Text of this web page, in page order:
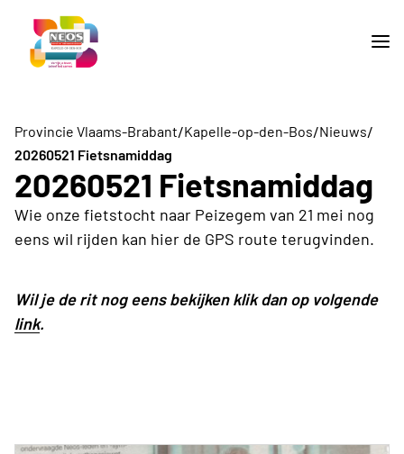
Provincie Vlaams-Brabant/Kapelle-op-den-Bos/Nieuws/
20260521 Fietsnamiddag
20260521 Fietsnamiddag
Wie onze fietstocht naar Peizegem van 21 mei nog
eens wil rijden kan hier de GPS route terugvinden.
Wil je de rit nog eens bekijken klik dan op volgende
link.